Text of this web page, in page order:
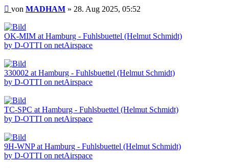
Beitrag
von MADHAM » 28. Aug 2025, 05:52
OK-MIM at Hamburg - Fuhlsbuettel (Helmut Schmidt)
by D-OTTI on netAirspace
330002 at Hamburg - Fuhlsbuettel (Helmut Schmidt)
by D-OTTI on netAirspace
TC-SPC at Hamburg - Fuhlsbuettel (Helmut Schmidt)
by D-OTTI on netAirspace
9H-WNP at Hamburg - Fuhlsbuettel (Helmut Schmidt)
by D-OTTI on netAirspace